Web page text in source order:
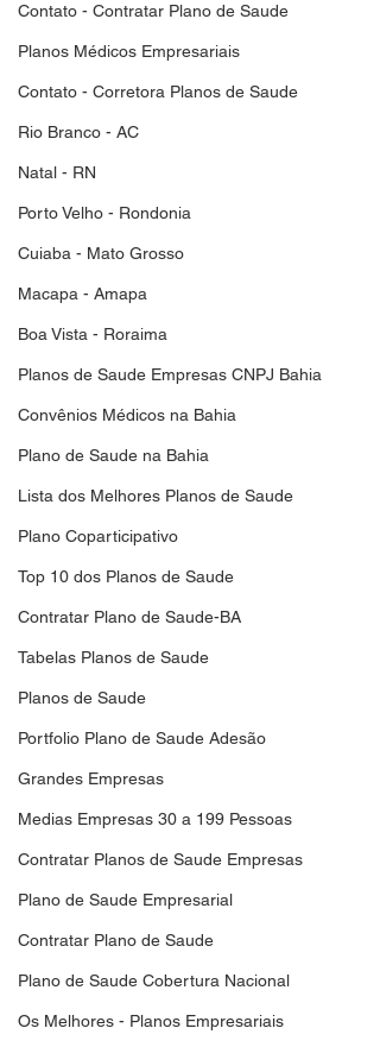
Contato - Contratar Plano de Saude
Planos Médicos Empresariais
Contato - Corretora Planos de Saude
Rio Branco - AC
Natal - RN
Porto Velho - Rondonia
Cuiaba - Mato Grosso
Macapa - Amapa
Boa Vista - Roraima
Planos de Saude Empresas CNPJ Bahia
Convênios Médicos na Bahia
Plano de Saude na Bahia
Lista dos Melhores Planos de Saude
Plano Coparticipativo
Top 10 dos Planos de Saude
Contratar Plano de Saude-BA
Tabelas Planos de Saude
Planos de Saude
Portfolio Plano de Saude Adesão
Grandes Empresas
Medias Empresas 30 a 199 Pessoas
Contratar Planos de Saude Empresas
Plano de Saude Empresarial
Contratar Plano de Saude
Plano de Saude Cobertura Nacional
Os Melhores - Planos Empresariais